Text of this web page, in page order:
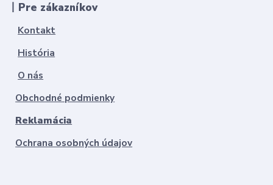
丨Pre zákazníkov
Kontakt
História
O nás
Obchodné podmienky
Reklamácia
Ochrana osobných údajov